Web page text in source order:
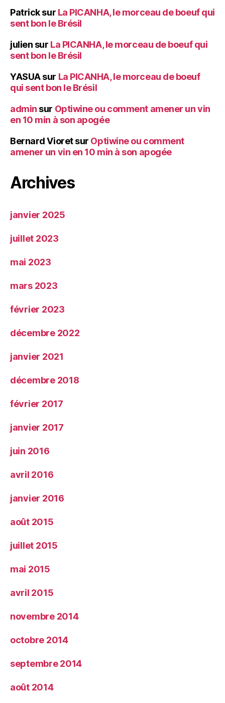
Patricksur La PICANHA, le morceau de boeuf qui
sent bon le Brésil
julien sur La PICANHA, le morceau de boeuf qui
sent bon le Brésil
YASUAsur La PICANHA, le morceau de boeuf
qui sent bon le Brésil
admin sur Optiwine ou comment amener un vin
en 10 min à son apogée
Bernard Vioretsur Optiwine ou comment
amener un vin en 10 min à son apogée
Archives
janvier 2025
juillet 2023
mai 2023
mars 2023
février 2023
décembre 2022
janvier 2021
décembre 2018
février 2017
janvier 2017
juin 2016
avril 2016
janvier 2016
août 2015
juillet 2015
mai 2015
avril 2015
novembre 2014
octobre 2014
septembre 2014
août 2014